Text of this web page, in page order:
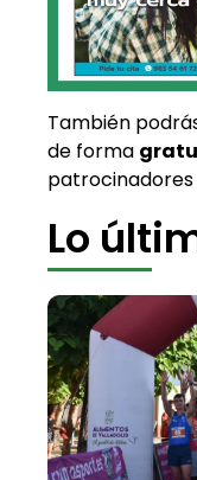
También
de forma
patrocinadores
Lo